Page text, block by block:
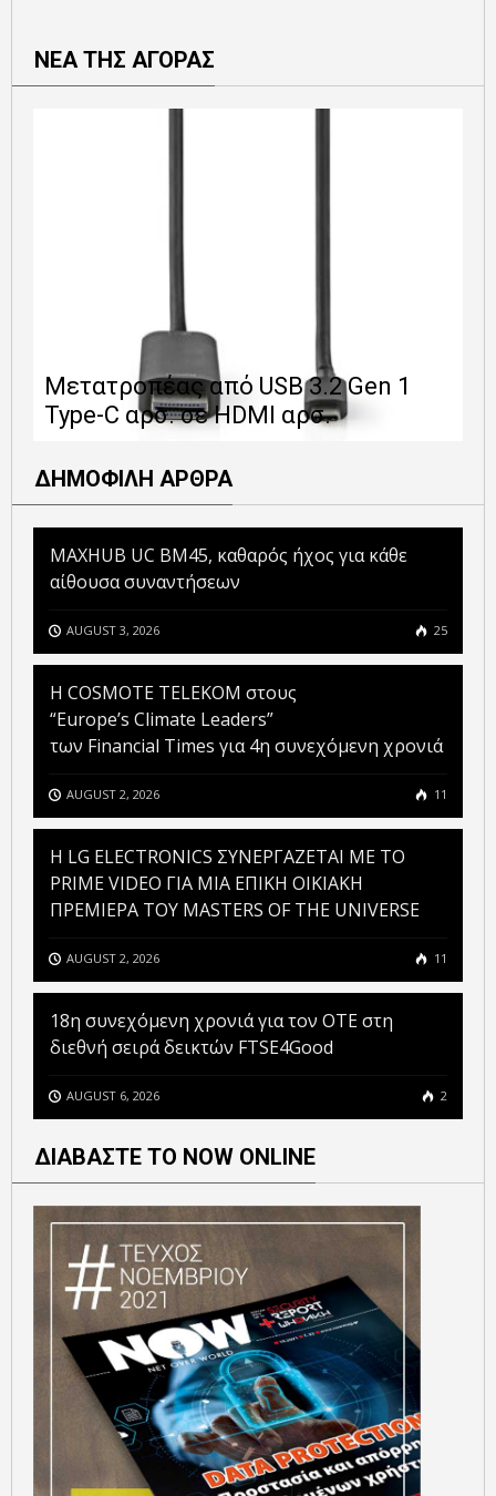
ΝΕΑ ΤΗΣ ΑΓΟΡΑΣ
Μετατροπέας από USB 3.2 Gen 1
Type-C αρσ. σε HDMI αρσ.
ΔΗΜΟΦΙΛΗ ΑΡΘΡΑ
MAXHUB UC BM45, καθαρός ήχος για κάθε
αίθουσα συναντήσεων
AUGUST 3, 2026 25
Η COSMOTE TELEKOM στους
“Europe’s Climate Leaders”
των Financial Times για 4η συνεχόμενη χρονιά
AUGUST 2, 2026 11
H LG ELECTRONICS ΣΥΝΕΡΓΑΖΕΤΑΙ ΜΕ ΤΟ
PRIME VIDEO ΓΙΑ ΜΙΑ ΕΠΙΚΗ ΟΙΚΙΑΚΗ
ΠΡΕΜΙΕΡΑ ΤΟΥ MASTERS OF THE UNIVERSE
AUGUST 2, 2026 11
18η συνεχόμενη χρονιά για τον ΟΤΕ στη
διεθνή σειρά δεικτών FTSE4Good
AUGUST 6, 2026 2
ΔΙΑΒΑΣΤΕ ΤΟ NOW ONLINE